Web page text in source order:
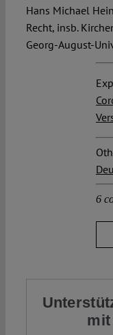
Hans Michael
Recht, insb.
Georg-August-
6
mit